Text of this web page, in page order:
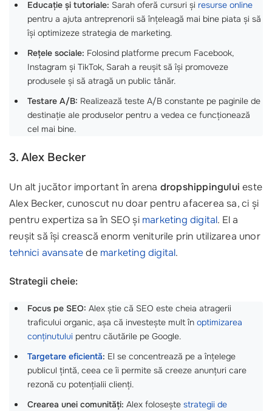
Educație și tutoriale: Sarah oferă cursuri și resurse online
pentru a ajuta antreprenorii să înțeleagă mai bine piata și să
își optimizeze strategia de marketing.
Rețele sociale: Folosind platforme precum Facebook,
Instagram și TikTok, Sarah a reușit să își promoveze
produsele și să atragă un public tânăr.
Testare A/B: Realizează teste A/B constante pe paginile de
destinație ale produselor pentru a vedea ce funcționează
cel mai bine.
3. Alex Becker
Un alt jucător important în arena dropshippingului este
Alex Becker, cunoscut nu doar pentru afacerea sa, ci și
pentru expertiza sa în SEO și marketing digital. El a
reușit să își crească enorm veniturile prin utilizarea unor
tehnici avansatede marketing digital.
Strategii cheie:
Focus pe SEO: Alex știe că SEO este cheia atragerii
traficului organic, așa că investește mult în optimizarea
conținutului pentru căutările pe Google.
Targetare eficientă: El se concentrează pe a înțelege
publicul țintă, ceea ce îi permite să creeze anunțuri care
rezonă cu potențialii clienți.
Crearea unei comunități: Alex folosește strategii de